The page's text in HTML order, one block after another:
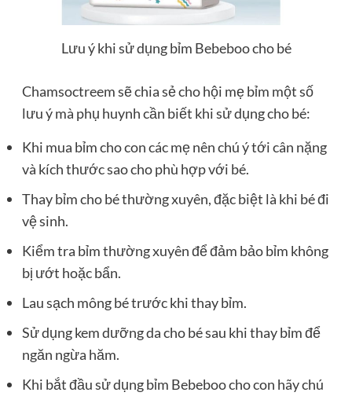
Lưu ý khi sử dụng bỉm Bebeboo cho bé
Chamsoctreem sẽ chia sẻ cho hội mẹ bỉm một số
lưu ý mà phụ huynh cần biết khi sử dụng cho bé:
Khi mua bỉm cho con các mẹ nên chú ý tới cân nặng
và kích thước sao cho phù hợp với bé.
Thay bỉm cho bé thường xuyên, đặc biệt là khi bé đi
vệ sinh.
Kiểm tra bỉm thường xuyên để đảm bảo bỉm không
bị ướt hoặc bẩn.
Lau sạch mông bé trước khi thay bỉm.
Sử dụng kem dưỡng da cho bé sau khi thay bỉm để
ngăn ngừa hăm.
Khi bắt đầu sử dụng bỉm Bebeboo cho con hãy chú